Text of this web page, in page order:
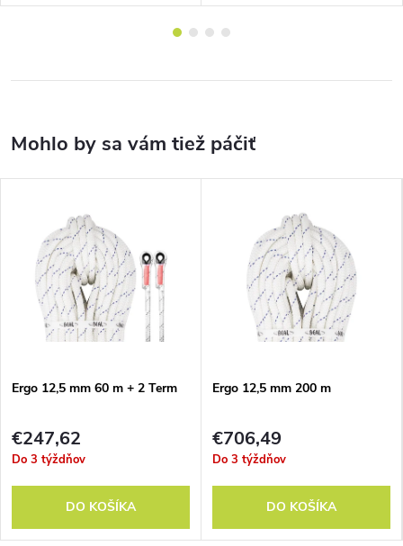
Ergo 12,5 mm 60 m + 2 Term
€247,62
Do 3 týždňov
DO KOŠÍKA
Ergo 12,5 mm 200 m
€706,49
Do 3 týždňov
DO KOŠÍKA